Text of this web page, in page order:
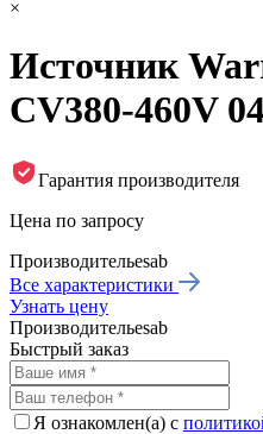
×
Источник
CV380-460V
Гарантия производителя
Цена по запросу
Производительesab
Все характеристики
Узнать цену
Производительesab
Быстрый заказ
Я ознакомлен(а) с